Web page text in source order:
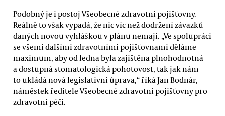
Podobný je i postoj Všeobecné zdravotní pojišťovny.
Reálně to však vypadá, že nic víc než dodržení závazků
daných novou vyhláškou v plánu nemají. „Ve spolupráci
se všemi dalšími zdravotními pojišťovnami děláme
maximum, aby od ledna byla zajištěna plnohodnotná
a dostupná stomatologická pohotovost, tak jak nám
to ukládá nová legislativní úprava,“ říká Jan Bodnár,
náměstek ředitele Všeobecné zdravotní pojišťovny pro
zdravotní péči.